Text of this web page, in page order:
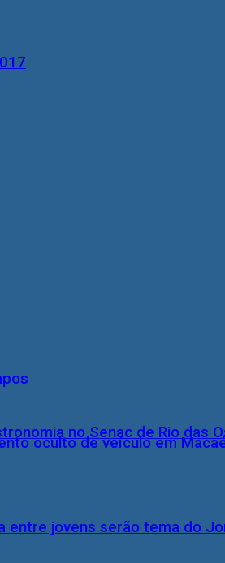
no Senac de Rio das
entre jovens serão tema do
oculto de veículo em